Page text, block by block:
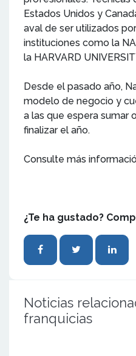
Estados Unidos y
aval de ser utilizados
instituciones como la
la HARVARD
Desde el pasado año,
modelo de negocio y
a las que espera sumar
finalizar el año.
Consulte más
¿Te ha gustado?
Noticias
franquicias